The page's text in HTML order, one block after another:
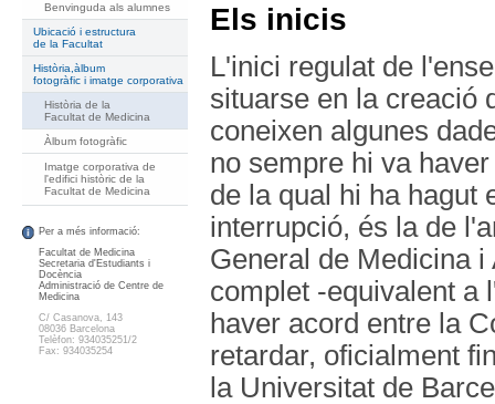
Benvinguda als alumnes
Ubicació i estructura
de la Facultat
Història,àlbum
fotogràfic i imatge corporativa
Història de la
Facultat de Medicina
Àlbum fotogràfic
Imatge corporativa de
l'edifici històric de la
Facultat de Medicina
Per a més informació:
Facultat de Medicina
Secretaria d'Estudiants i
Docència
Administració de Centre de
Medicina
C/ Casanova, 143
08036 Barcelona
Telèfon: 934035251/2
Fax: 934035254
Els inicis
L'inici regulat de
situar­se en la creació
coneixen algunes
no sempre hi va
de la qual hi ha hagut
interrupció, és la de
General de Medicina
complet -equivalent a
haver acord entre la
retardar, oficialment
la Universitat de